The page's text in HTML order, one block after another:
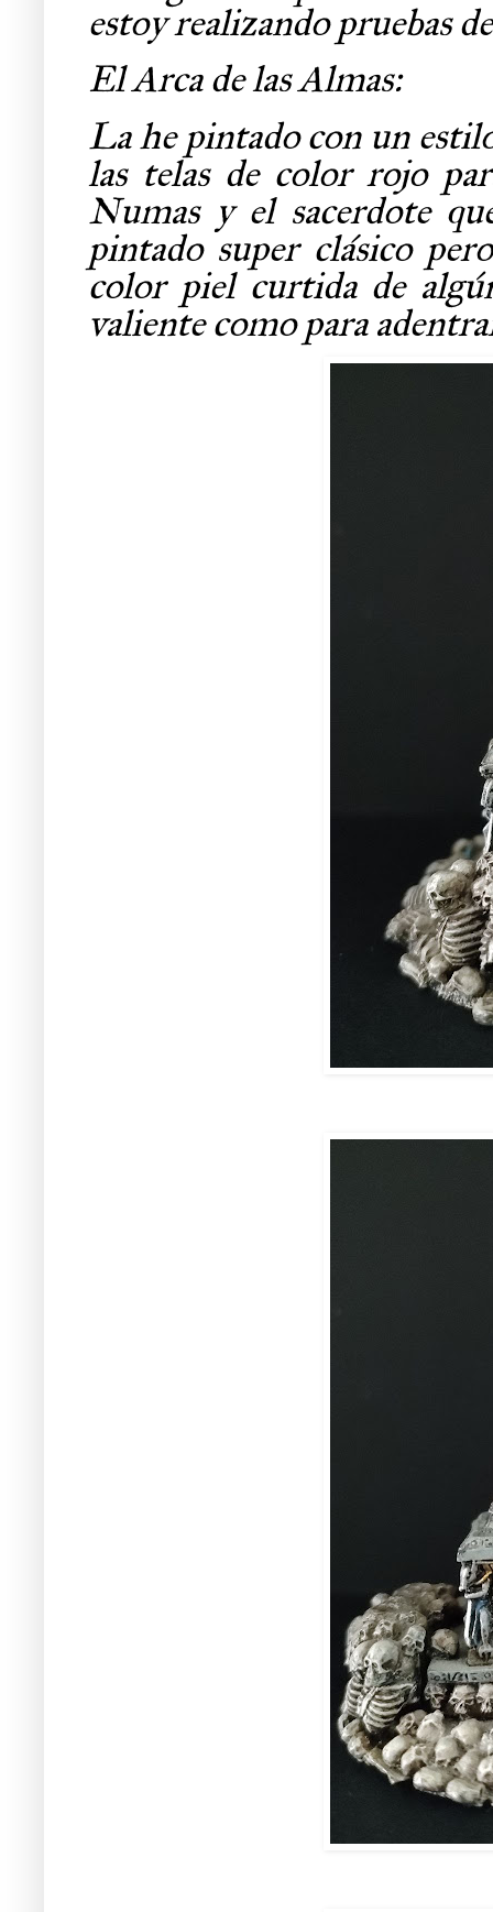
estoy realizando pruebas
El Arca de las Almas:
La he pintado con un
las telas de color rojo
Numas y el sacerdote
pintado super clásico
color piel curtida de
valiente como para